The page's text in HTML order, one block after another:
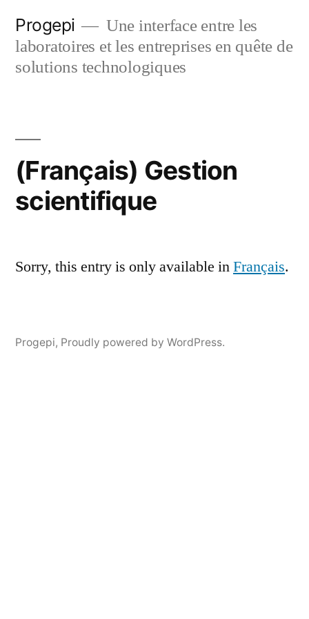
content
Progepi
Une interface entre les
laboratoires et les entreprises en quête de
solutions technologiques
(Français) Gestion
scientifique
Sorry, this entry is only available inFrançais.
Progepi, Proudly powered by WordPress.